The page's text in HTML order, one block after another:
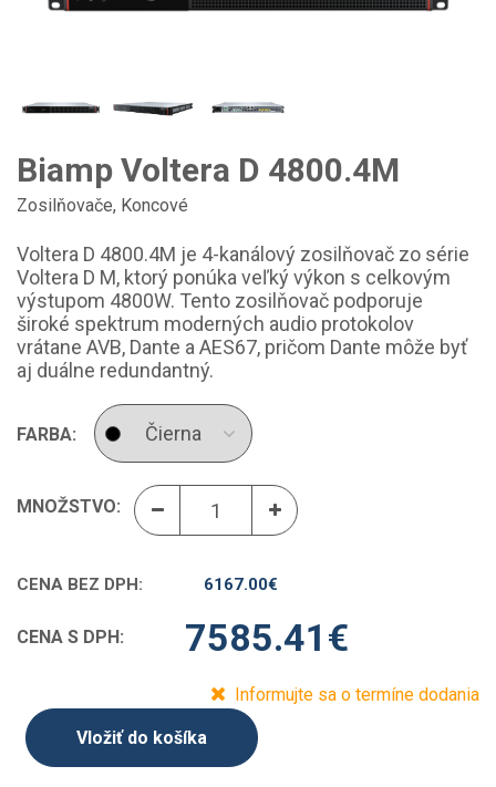
Biamp Voltera D 4800.4M
Zosilňovače, Koncové
Voltera D 4800.4M je 4-kanálový zosilňovač zo série
Voltera D M, ktorý ponúka veľký výkon s celkovým
výstupom 4800W. Tento zosilňovač podporuje
široké spektrum moderných audio protokolov
vrátane AVB, Dante a AES67, pričom Dante môže byť
aj duálne redundantný.
FARBA:
MNOŽSTVO:
CENA BEZ DPH: 6167.00€
CENA S DPH: 7585.41 €
Informujte sa o termíne dodania
Vložiť do košíka